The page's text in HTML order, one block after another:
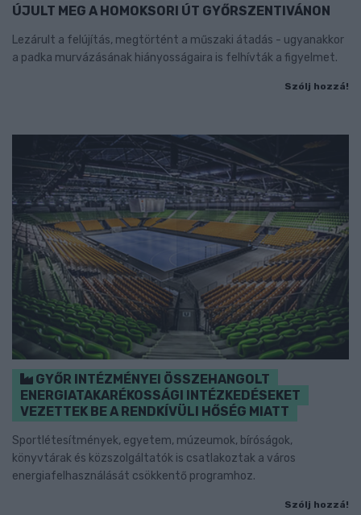
ÚJULT MEG A HOMOKSORI ÚT GYŐRSZENTIVÁNON
Lezárult a felújítás, megtörtént a műszaki átadás - ugyanakkor
a padka murvázásának hiányosságaira is felhívták a figyelmet.
Szólj hozzá!
GYŐR INTÉZMÉNYEI ÖSSZEHANGOLT
ENERGIATAKARÉKOSSÁGI INTÉZKEDÉSEKET
VEZETTEK BE A RENDKÍVÜLI HŐSÉG MIATT
Sportlétesítmények, egyetem, múzeumok, bíróságok,
könyvtárak és közszolgáltatók is csatlakoztak a város
energiafelhasználását csökkentő programhoz.
Szólj hozzá!